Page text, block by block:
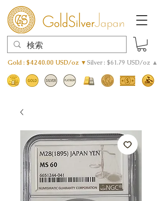
Gold : $4240.00 USD/oz ▼Silver : $61.79 USD/oz ▲